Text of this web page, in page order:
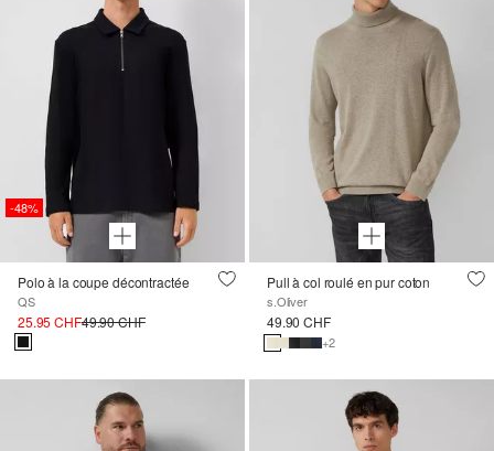
-48%
Polo à la coupe décontractée
QS
25.95 CHF49.90 CHF
Pull à col roulé en pur coton
s.Oliver
49.90 CHF
+2